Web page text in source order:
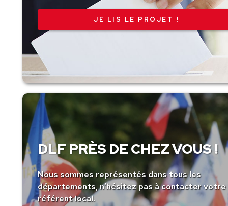
JE LIS LE PROJET !
DLF PRÈS DE CHEZ VOUS !
Nous sommes représentés dans tous les
départements, n’hésitez pas à contacter votre
référent local.